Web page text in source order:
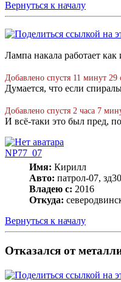
Вернуться к началу
Лампа накала работает как
Добавлено спустя 11 минут 29
Думается, что если
Добавлено спустя 2 часа 7
И всё-таки это был пред,
NP77_07
Имя: Кирилл
Авто: патрол-07,
Владею с: 2016
Откуда:
Вернуться к началу
Отказался от